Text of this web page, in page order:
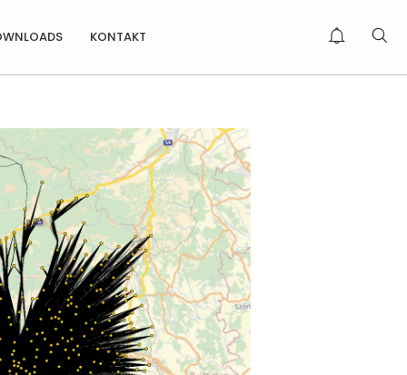
KORALMBAHN
WEIT...
GRATULIEREN ZUR
LOBENDE WORTE
KONTAKT